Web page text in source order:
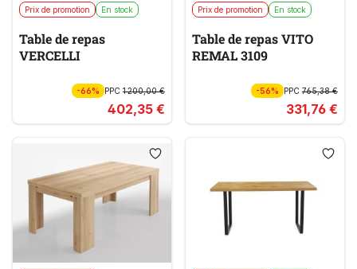
Prix de promotion En stock
Table de repas
VERCELLI
-66% PPC 1 200,00 €
402,35 €
Prix de promotion En stock
Table de repas VITO
REMAL 3109
-56% PPC765,38 €
331,76 €